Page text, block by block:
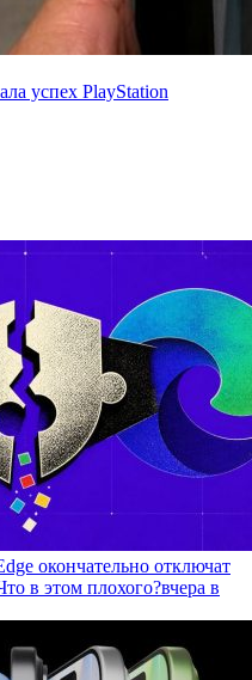
успех PlayStation
окончательно отключат
в этом плохого?вчера в